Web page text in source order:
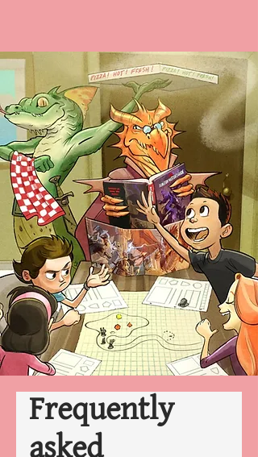
Frequently
asked